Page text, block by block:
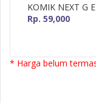
KOMIK NEXT G
Rp. 59,000
* Harga belum